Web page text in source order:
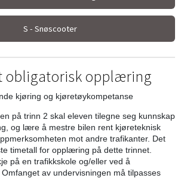
S - Snøscooter
obligatorisk opplæring
kjøring og kjøretøykompetanse
på trinn 2 skal eleven tilegne seg kunnskap
og lære å mestre bilen rent kjøreteknisk
mot andre trafikanter. Det
timetall for opplæring på dette trinnet.
på en trafikkskole og/eller ved å
av undervisningen må tilpasses